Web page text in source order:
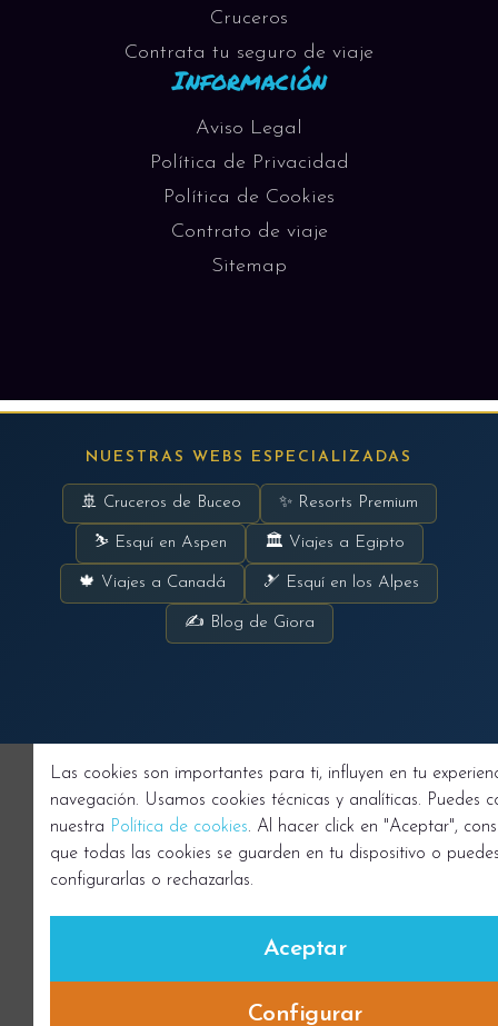
Cruceros
Contrata tu seguro de viaje
Información
Aviso Legal
Política de Privacidad
Política de Cookies
Contrato de viaje
Sitemap
NUESTRAS WEBS ESPECIALIZADAS
🚢 Cruceros de Buceo ✨ Resorts Premium
⛷ Esquí en Aspen 🏛 Viajes a Egipto
🍁 Viajes a Canadá 🎿 Esquí en los Alpes
✍ Blog de Giora
Las cookies son importantes para ti, influyen en tu
navegación. Usamos cookies técnicas y analíticas. Puedes
nuestra Política de cookies. Al hacer click en "Aceptar",
que todas las cookies se guarden en tu dispositivo o
configurarlas o rechazarlas.
Aceptar
Configurar